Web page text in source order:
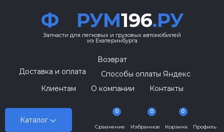
Ф РУМ196.РУ
Запчасти для легковых и грузовых автомобилей
из Екатеринбурга
Каталог
Возврат
Доставка и оплата
Способы оплаты Яндекс
Клиентам
О компании Контакты
Сравнение
0
Избранное
0
Корзина
0
Профиль